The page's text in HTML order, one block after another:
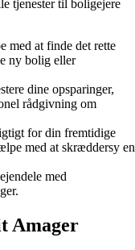
tjenester til boligejere
med at finde det rette
ny bolig eller
dine opsparinger,
rådgivning om
for din fremtidige
med at skræddersy en
med
Amager